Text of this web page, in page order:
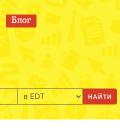
Блог
НАЙТИ